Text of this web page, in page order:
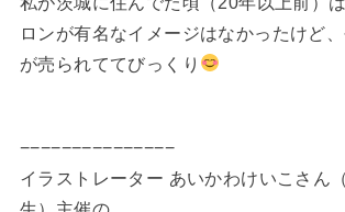
ロンが有名なイメージはなかったけど
が売られててびっくり
−−−−−−−−−−−−−−−
イラストレーター あいかわけいこさん